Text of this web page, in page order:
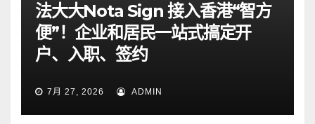
法大大Nota Sign 接入香港“智方
便”！企业和居民一站式搞定开
户、入职、签约
7月 27, 2026 ADMIN